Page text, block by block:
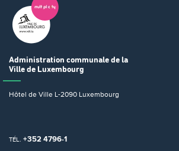
Administration communale de la
Ville de Luxembourg
Hôtel de Ville L-2090 Luxembourg
TÉL. +352 4796-1